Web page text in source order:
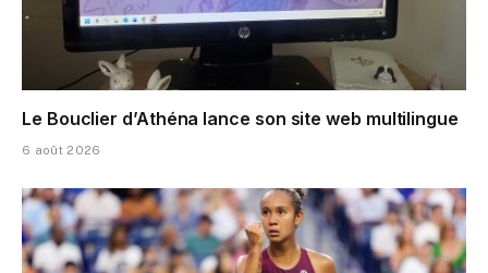
Le Bouclier d’Athéna lance son site web multilingue
6 août 2026